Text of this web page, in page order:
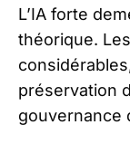
L’IA forte
théorique.
préservation
gouvernance